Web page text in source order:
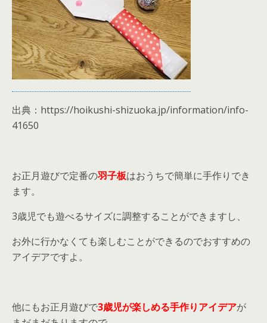
出典：https://hoikushi-shizuoka.jp/information/info-
41650
お正月遊びで定番の羽子板はおうちで簡単に手作りでき
ます。
3歳児でも遊べるサイズに調整することができますし、
お外に行かなくても楽しむことができるのでおすすめの
アイデアですよ。
他にもお正月遊びで3歳児が楽しめる手作りアイデアが